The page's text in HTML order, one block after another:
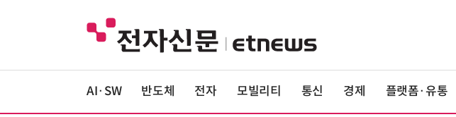
AI·SW 반도체 전자 모빌리티 통신 경제 플랫폼·유통